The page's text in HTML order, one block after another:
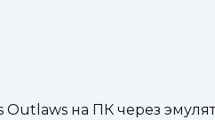
Outlaws на ПК через